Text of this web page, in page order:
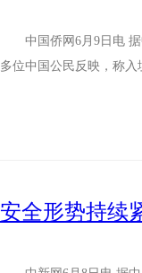
中国侨网6月9日电 据
多位中国公民反映，称